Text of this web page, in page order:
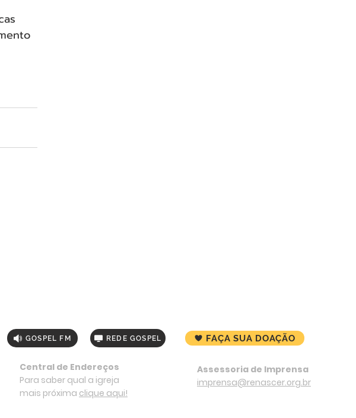
GOSPEL FM REDE GOSPEL
Central de Endereços
Para saber qual a igreja
mais próxima clique aqui!
FAÇA SUA DOAÇÃO
Assessoria de Imprensa
imprensa@renascer.org.br